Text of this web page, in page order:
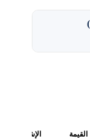
القيمة الإشارة